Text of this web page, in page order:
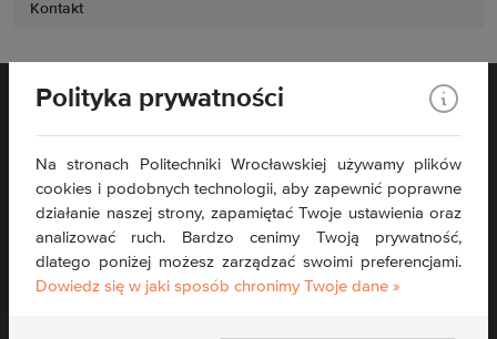
Kontakt
pl. Grunwaldzki 11
50-377 Wrocław
Mapa serwisu »
Polityka prywatności
Na stronach Politechniki Wrocławskiej używamy plików
cookies i podobnych technologii, aby zapewnić poprawne
działanie naszej strony, zapamiętać Twoje ustawienia oraz
analizować ruch. Bardzo cenimy Twoją prywatność,
dlatego poniżej możesz zarządzać swoimi preferencjami.
Dowiedz się w jaki sposób chronimy Twoje dane »